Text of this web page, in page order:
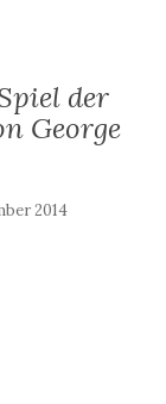
der
George
2014